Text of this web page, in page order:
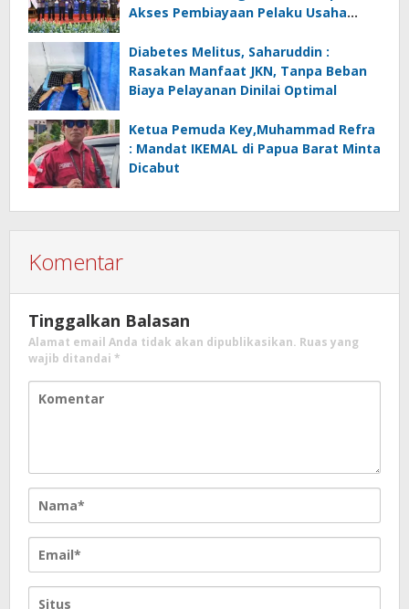
Akses Pembiayaan Pelaku Usaha
Diabetes Melitus, Saharuddin :
Rasakan Manfaat JKN, Tanpa Beban
Biaya Pelayanan Dinilai Optimal
Ketua Pemuda Key,Muhammad Refra
: Mandat IKEMAL di Papua Barat Minta
Dicabut
Komentar
Tinggalkan Balasan
Alamat email Anda tidak akan dipublikasikan. Ruas yang
wajib ditandai *